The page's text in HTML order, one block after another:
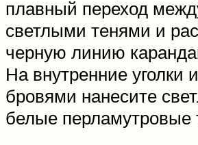
плавный переход
светлыми тенями и
черную линию
На внутренние уголки
бровями нанесите
белые перламутровые